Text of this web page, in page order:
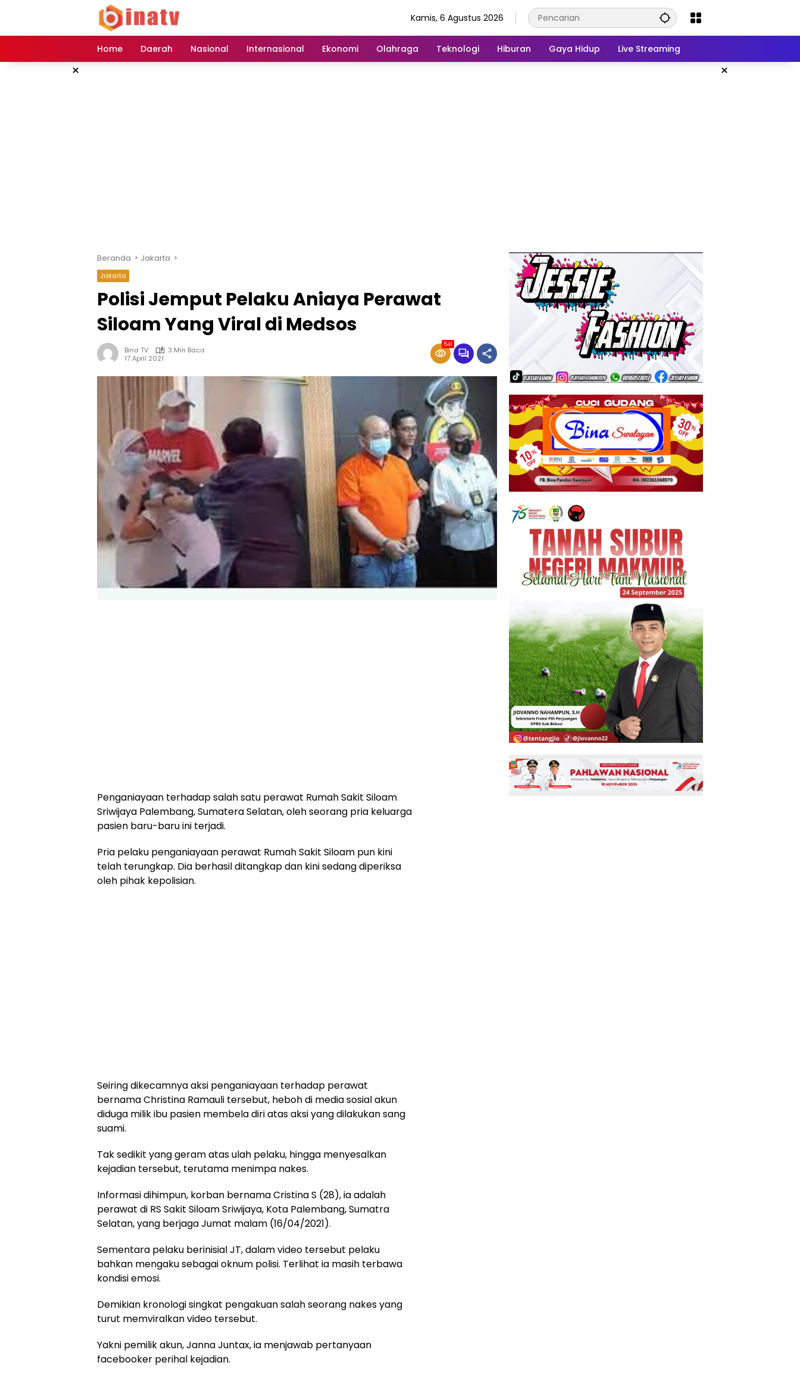
Kamis, 6 Agustus 2026
Home Daerah Nasional Internasional Ekonomi Olahraga Teknologi Hiburan Gaya Hidup Live Streaming
× ×
Beranda Jakarta
Jakarta
Polisi Jemput Pelaku Aniaya Perawat
Siloam Yang Viral di Medsos
Bina TV
3 Min Baca
17 April 2021
541
Penganiayaan terhadap salah satu perawat Rumah Sakit Siloam
Sriwijaya Palembang, Sumatera Selatan, oleh seorang pria keluarga
pasien baru-baru ini terjadi.
Pria pelaku penganiayaan perawat Rumah Sakit Siloam pun kini
telah terungkap. Dia berhasil ditangkap dan kini sedang diperiksa
oleh pihak kepolisian.
Seiring dikecamnya aksi penganiayaan terhadap perawat
bernama Christina Ramauli tersebut, heboh di media sosial akun
diduga milik ibu pasien membela diri atas aksi yang dilakukan sang
suami.
Tak sedikit yang geram atas ulah pelaku, hingga menyesalkan
kejadian tersebut, terutama menimpa nakes.
Informasi dihimpun, korban bernama Cristina S (28), ia adalah
perawat di RS Sakit Siloam Sriwijaya, Kota Palembang, Sumatra
Selatan, yang berjaga Jumat malam (16/04/2021).
Sementara pelaku berinisial JT, dalam video tersebut pelaku
bahkan mengaku sebagai oknum polisi. Terlihat ia masih terbawa
kondisi emosi.
Demikian kronologi singkat pengakuan salah seorang nakes yang
turut memviralkan video tersebut.
Yakni pemilik akun, Janna Juntax, ia menjawab pertanyaan
facebooker perihal kejadian.